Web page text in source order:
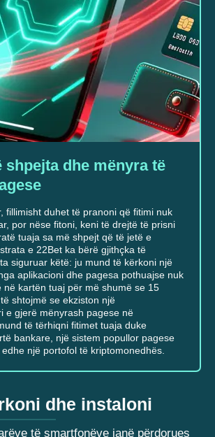
shpejta dhe mënyra të
fillimisht duhet të pranoni që fitimi nuk
por nëse fitoni, keni të drejtë të prisni
tuaja sa më shpejt që të jetë e
e 22Bet ka bërë gjithçka të
siguruar këtë: ju mund të kërkoni një
aplikacioni dhe pagesa pothuajse nuk
në kartën tuaj për më shumë se 15
shtojmë se ekziston një
e gjerë mënyrash pagese në
të tërhiqni fitimet tuaja duke
bankare, një sistem popullor pagese
një portofol të kriptomonedhës.
dhe instaloni
të smartfonëve janë përdorues